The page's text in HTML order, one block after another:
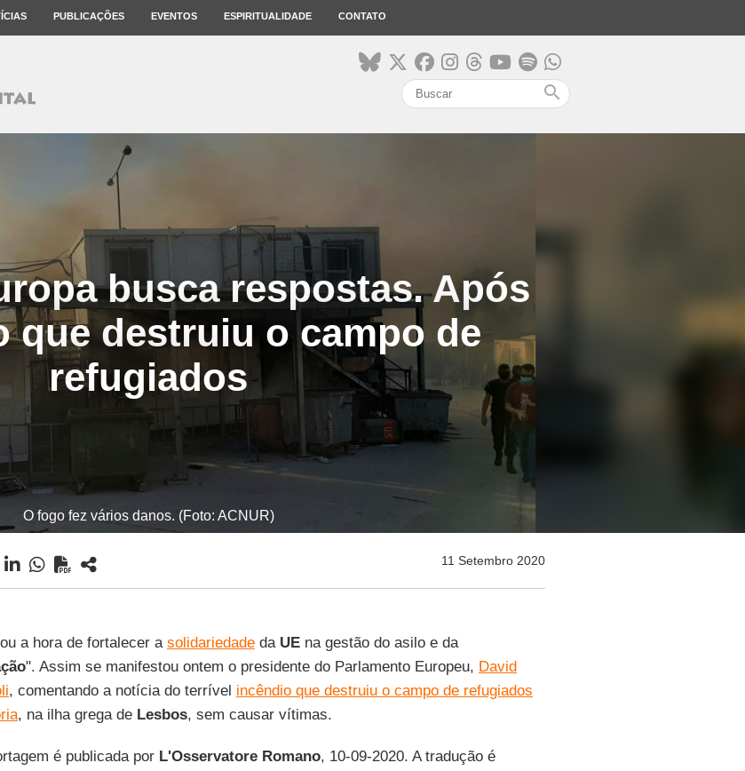
PUBLICAÇÕES EVENTOS ESPIRITUALIDADE CONTATO
search
busca respostas. Após
que destruiu o campo de
refugiados
O fogo fez vários danos. (Foto: ACNUR)
11 Setembro 2020
a hora de fortalecer a solidariedadeda UEna gestão do asilo e da
". Assim se manifestou ontem o presidente do Parlamento Europeu, David
, comentando a notícia do terrível incêndio que destruiu o campo de refugiados
, na ilha grega de Lesbos, sem causar vítimas.
é publicada por L'Osservatore Romano, 10-09-2020. A tradução é